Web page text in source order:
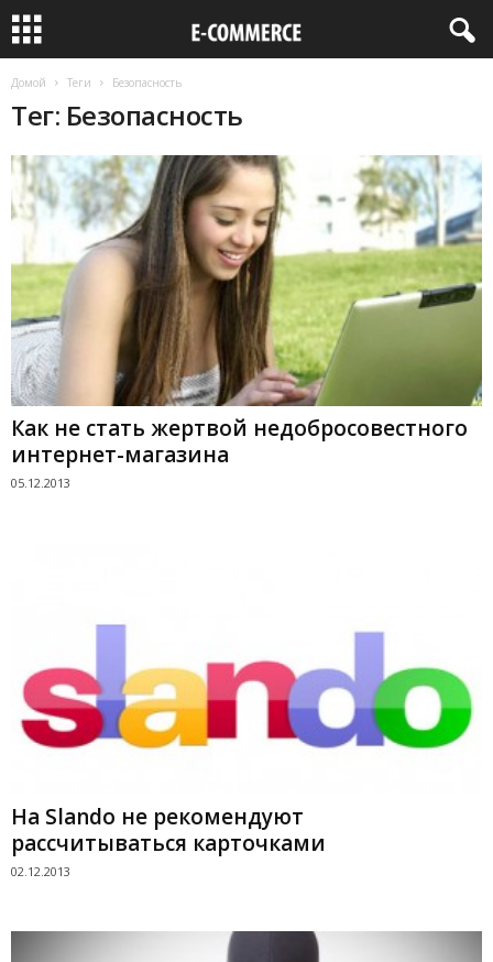
Домой Теги Безопасность
Тег: Безопасность
Как не стать жертвой недобросовестного
интернет-магазина
05.12.2013
На Slando не рекомендуют
рассчитываться карточками
02.12.2013